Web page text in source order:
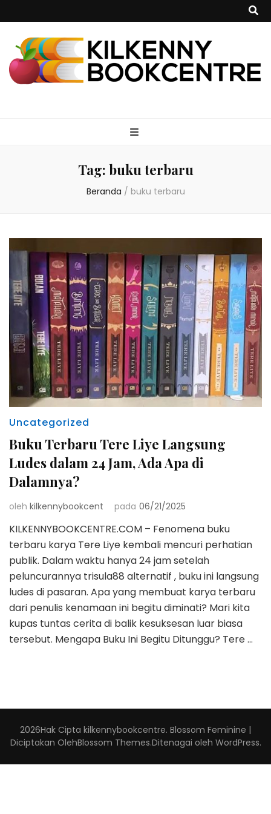
Tag: buku terbaru
Beranda / buku terbaru
Uncategorized
Buku Terbaru Tere Liye Langsung
Ludes dalam 24 Jam, Ada Apa di
Dalamnya?
oleh kilkennybookcent pada 06/21/2025
KILKENNYBOOKCENTRE.COM – Fenomena buku
terbaru karya Tere Liye kembali mencuri perhatian
publik. Dalam waktu hanya 24 jam setelah
peluncurannya trisula88 alternatif , buku ini langsung
ludes di pasaran. Apa yang membuat karya terbaru
dari penulis kenamaan ini begitu diminati? Mari kita
kupas tuntas cerita di balik kesuksesan luar biasa
tersebut. Mengapa Buku Ini Begitu Ditunggu? Tere …
2026Hak Cipta kilkennybookcentre. Blossom Feminine |
Diciptakan OlehBlossom Themes.Ditenagai oleh WordPress.